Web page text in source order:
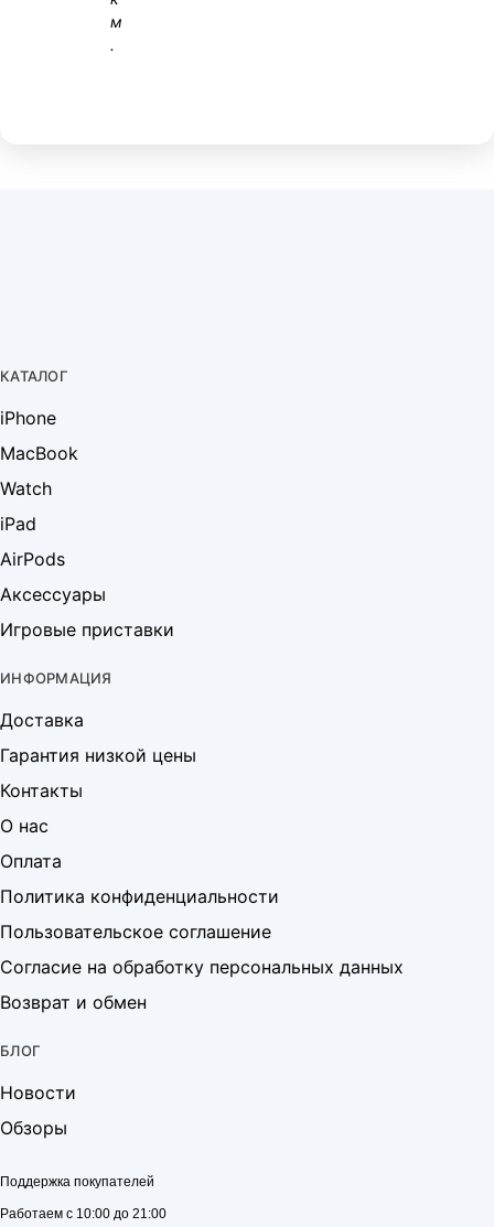
м
.
КАТАЛОГ
iPhone
MacBook
Watch
iPad
AirPods
Аксессуары
Игровые приставки
ИНФОРМАЦИЯ
Доставка
Гарантия низкой цены
Контакты
О нас
Оплата
Политика конфиденциальности
Пользовательское соглашение
Согласие на обработку персональных данных
Возврат и обмен
БЛОГ
Новости
Обзоры
Поддержка покупателей
Работаем с 10:00 до 21:00